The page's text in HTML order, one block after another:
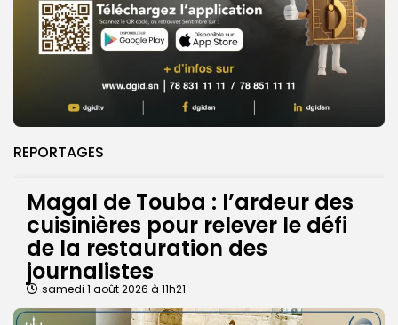
REPORTAGES
Magal de Touba : l’ardeur des
cuisinières pour relever le défi
de la restauration des
journalistes
samedi 1 août 2026 à 11h21